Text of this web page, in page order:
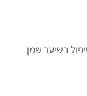
בשיער שמן